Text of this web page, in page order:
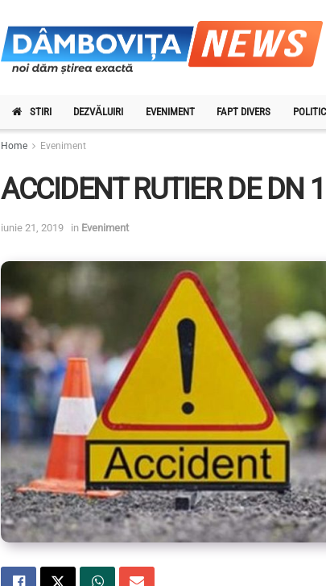
STIRI DEZVĂLUIRI EVENIMENT FAPT DIVERS POLITIC
Home Eveniment
ACCIDENT RUTIER DE DN 1
iunie 21, 2019 in Eveniment